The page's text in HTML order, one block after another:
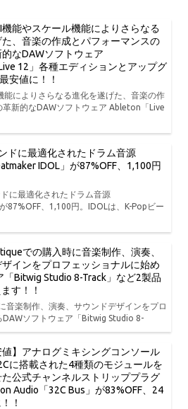
能やスケール機能によりさらなる
、音楽の作成とパフォーマンスの
なDAWソフトウェア
12」各種エディションとアップグ
安値に！！
能によりさらなる進化を遂げた、音楽の作
革新的なDAWソフトウェア Ableton「Live
ドに最適化されたドラム音源
IDOL」が87%OFF、1,100円
に最適化されたドラム音源
87%OFF、1,100円。IDOLは、K-Popビー
での購入時に音楽制作、演奏、
インをプロフェッショナルに始め
「Bitwig Studio 8-Track」など2製品
す！！
楽制作、演奏、サウンドデザインをプロ
DAWソフトウェア「Bitwig Studio 8-
値】アナログミキシングコンソール
に搭載された4種類のモジュールを
公式チャンネルストリッププラグ
Audio「32C Bus」が83%OFF、24
！